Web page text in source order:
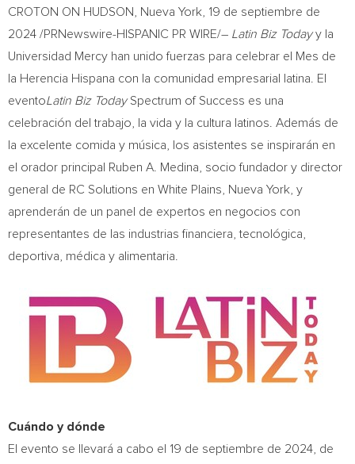
CROTON ON HUDSON Nueva York 19 de septiembre de
2024 /PRNewswire-HISPANIC PR WIRE/– Latin Biz Todayy la
Universidad Mercy han unido fuerzas para celebrar el Mes de
la Herencia Hispana con la comunidad empresarial latina. El
eventoLatin Biz TodaySpectrum of Success es una
celebración del trabajo, la vida y la cultura latinos. Además de
la excelente comida y música, los asistentes se inspirarán en
el orador principal
Ruben A. Medina , socio fundador y director
general de RC Solutions en White Plains Nueva York , y
aprenderán de un panel de expertos en negocios con
representantes de las industrias financiera, tecnológica,
deportiva, médica y alimentaria.
Cuándo y dónde
El evento se llevará a cabo el 19 de septiembre de 2024, de